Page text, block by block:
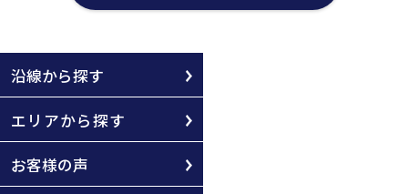
沿線から探す
エリアから探す
お客様の声